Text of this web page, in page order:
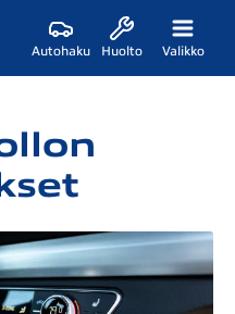
Autohaku Huolto Valikko